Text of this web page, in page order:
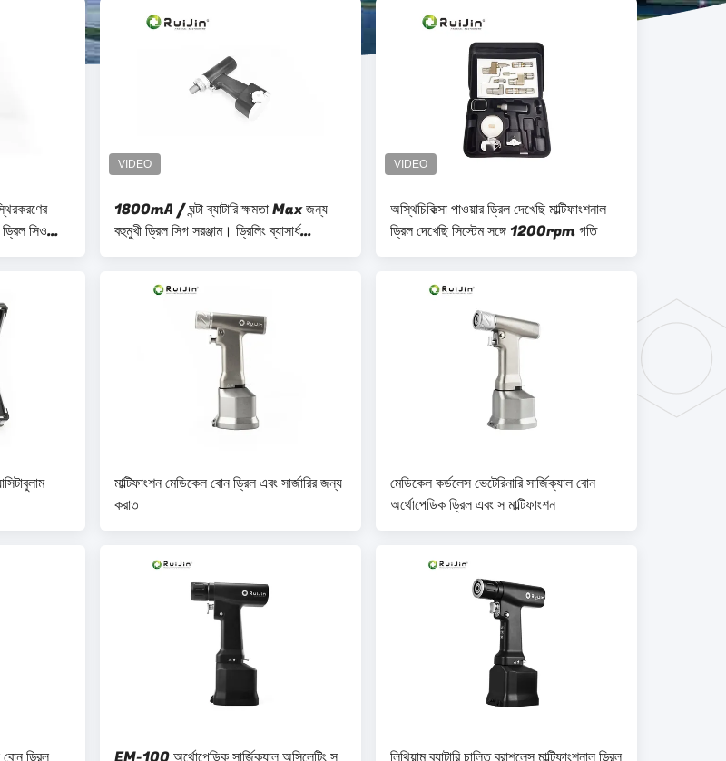
ড্রিল সিও
1800mA / ঘন্টা ব্যাটারি ক্ষমতা Max জন্য
বহুমুখী ড্রিল সিগ সরঞ্জাম। ড্রিলিং ব্যাসার্ধ
13mm
অস্থিচিকিত্সা পাওয়ার ড্রিল দেখেছি মাল্টিফাংশনাল
ড্রিল দেখেছি সিস্টেম সঙ্গে 1200rpm গতি
মাল্টিফাংশন মেডিকেল বোন ড্রিল এবং সার্জারির জন্য
করাত
মেডিকেল কর্ডলেস ভেটেরিনারি সার্জিক্যাল বোন
অর্থোপেডিক ড্রিল এবং স মাল্টিফাংশন